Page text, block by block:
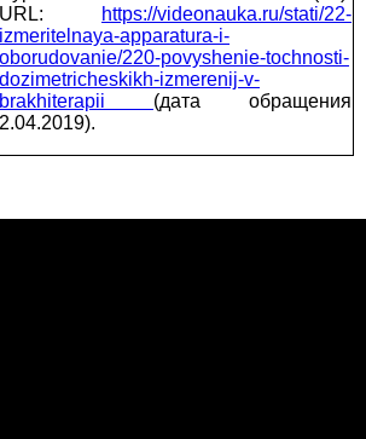
URL:
https://videonauka.ru/stati/22-
izmeritelnaya-apparatura-i-
oborudovanie/220-povyshenie-tochnosti-
dozimetricheskikh-izmerenij-v-
brakhiterapii (дата обращения
2.04.2019).